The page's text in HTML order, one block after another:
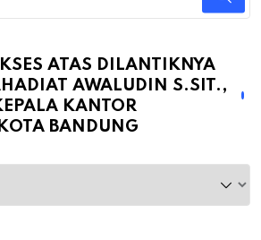
ATAS DILANTIKNYA
AWALUDIN S.SIT.,
KANTOR
BANDUNG